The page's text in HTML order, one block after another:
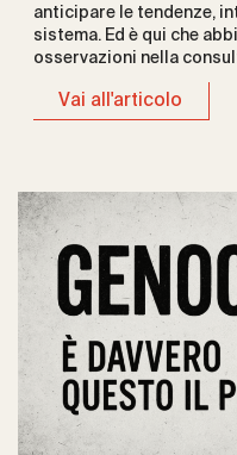
anticipare le tendenze,
sistema. Ed è qui che
osservazioni nella
Vai all'articolo